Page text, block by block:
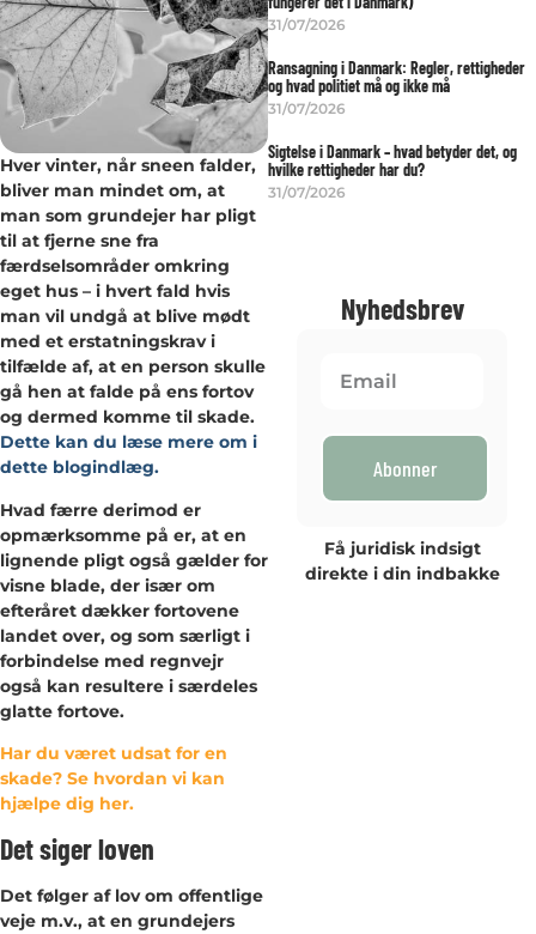
31/07/2026
Ransagning i Danmark: Regler, rettigheder
og hvad politiet må og ikke må
31/07/2026
Sigtelse i Danmark – hvad betyder det, og
hvilke rettigheder har du?
31/07/2026
Nyhedsbrev
Abonner
Få juridisk indsigt
direkte i din indbakke
Hver vinter, når sneen falder,
bliver man mindet om, at
man som grundejer har pligt
til at fjerne sne fra
færdselsområder omkring
eget hus – i hvert fald hvis
man vil undgå at blive mødt
med et erstatningskrav i
tilfælde af, at en person skulle
gå hen at falde på ens fortov
og dermed komme til skade.
Dette kan du læse mere om i
dette blogindlæg.
Hvad færre derimod er
opmærksomme på er, at en
lignende pligt også gælder for
visne blade, der især om
efteråret dækker fortovene
landet over, og som særligt i
forbindelse med regnvejr
også kan resultere i særdeles
glatte fortove.
Har du været udsat for en
skade? Se hvordan vi kan
hjælpe dig her.
Det siger loven
Det følger af lov om offentlige
veje m.v., at en grundejers